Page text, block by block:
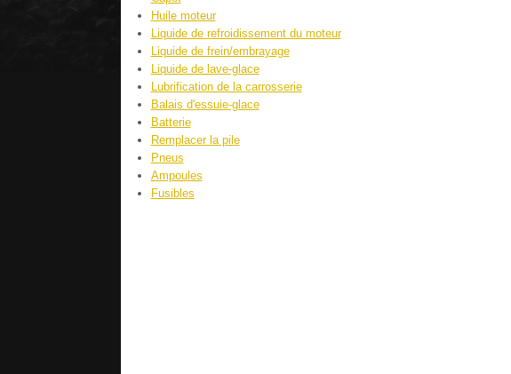
Huile moteur
Liquide de refroidissement du moteur
Liquide de frein/embrayage
Liquide de lave-glace
Lubrification de la carrosserie
Balais d'essuie-glace
Batterie
Remplacer la pile
Pneus
Ampoules
Fusibles